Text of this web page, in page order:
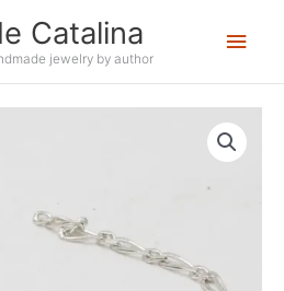
Catalina
jewelry by author